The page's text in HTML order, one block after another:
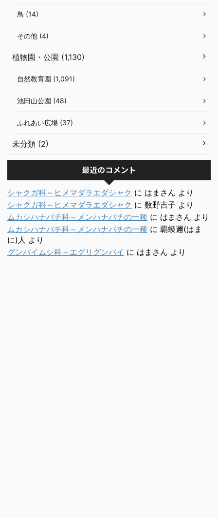
鳥 (14)
その他 (4)
植物園・公園 (1,130)
自然教育園 (1,091)
池田山公園 (48)
ふれあい広場 (37)
未分類 (2)
最近のコメント
シャクガ科～ヒメマダラエダシャク に はまさん より
シャクガ科～ヒメマダラエダシャク に 数野吉子 より
ムカシハナバチ科～メンハナバチの一種 に はまさん より
ムカシハナバチ科～メンハナバチの一種 に 覇蟆邇(はま
に)人 より
グンバイムシ科～エグリグンバイ に はまさん より